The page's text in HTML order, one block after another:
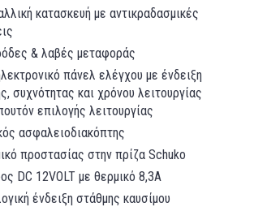
κατασκευή με αντικραδασμικές
& λαβές μεταφοράς
πάνελ ελέγχου με ένδειξη
συχνότητας και χρόνου λειτουργίας
επιλογής λειτουργίας
ασφαλειοδιακόπτης
προστασίας στην πρίζα Schuko
DC 12VOLT με θερμικό 8,3A
ένδειξη στάθμης καυσίμου